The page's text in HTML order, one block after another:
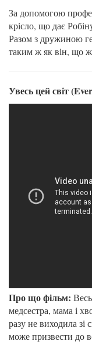
За допомогою
крісло, що дає
Разом з дружиною
таким ж як він, що
Увесь цей світ
Про що фільм:
медсестра, мама і
разу не виходила зі
може призвести до